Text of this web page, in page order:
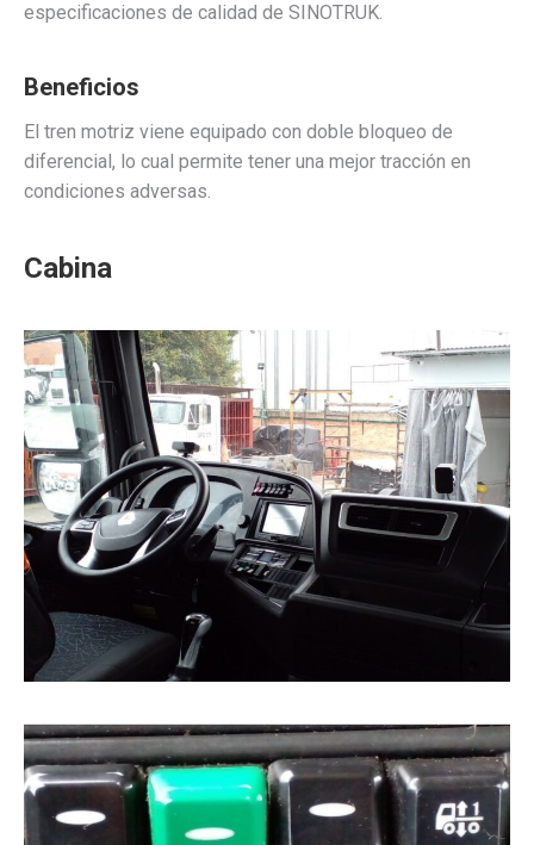
especificaciones de calidad de SINOTRUK.
Beneficios
El tren motriz viene equipado con doble bloqueo de
diferencial, lo cual permite tener una mejor tracción en
condiciones adversas.
Cabina